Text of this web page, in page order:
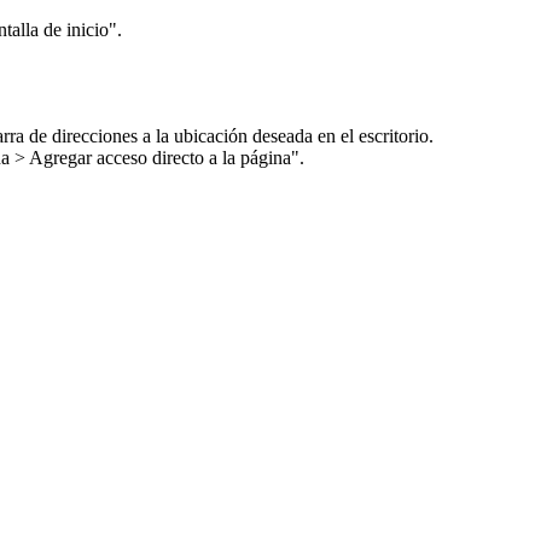
de inicio".
de direcciones a la ubicación deseada en el escritorio.
> Agregar acceso directo a la página".